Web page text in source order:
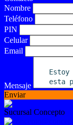
Nombre
Teléfono
PIN
Celular
Email
Mensaje
Enviar
Sucursal Concepto